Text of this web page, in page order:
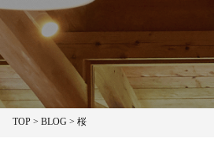
TOP > BLOG > 桜